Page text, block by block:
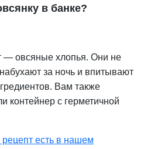
в банке?
— овсяные хлопья. Они не
за ночь и впитывают
Вам также
контейнер с герметичной
есть в нашем